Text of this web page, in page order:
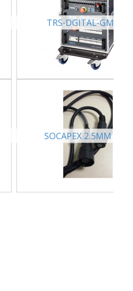
TRS-DGITAL-GMC12
SOCAPEX 2.5MM 10M